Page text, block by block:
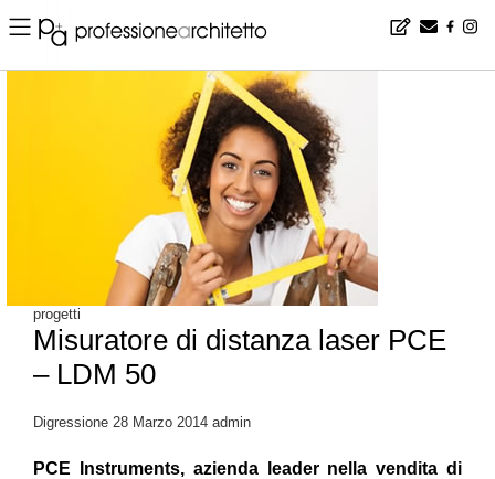
Home ▪ products ▪ progetti ▪ Misuratore di distanza laser PCE – LDM 50
progetti
Misuratore di distanza laser PCE
– LDM 50
Digressione 28 Marzo 2014 admin
PCE Instruments,azienda leader nella vendita di